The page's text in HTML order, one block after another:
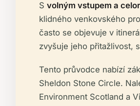
S volným vstupem a
klidného venkovského
často se objevuje v
zvyšuje jeho přitažlivost,
Tento průvodce nabízí
Sheldon Stone Circle.
Environment Scotland a